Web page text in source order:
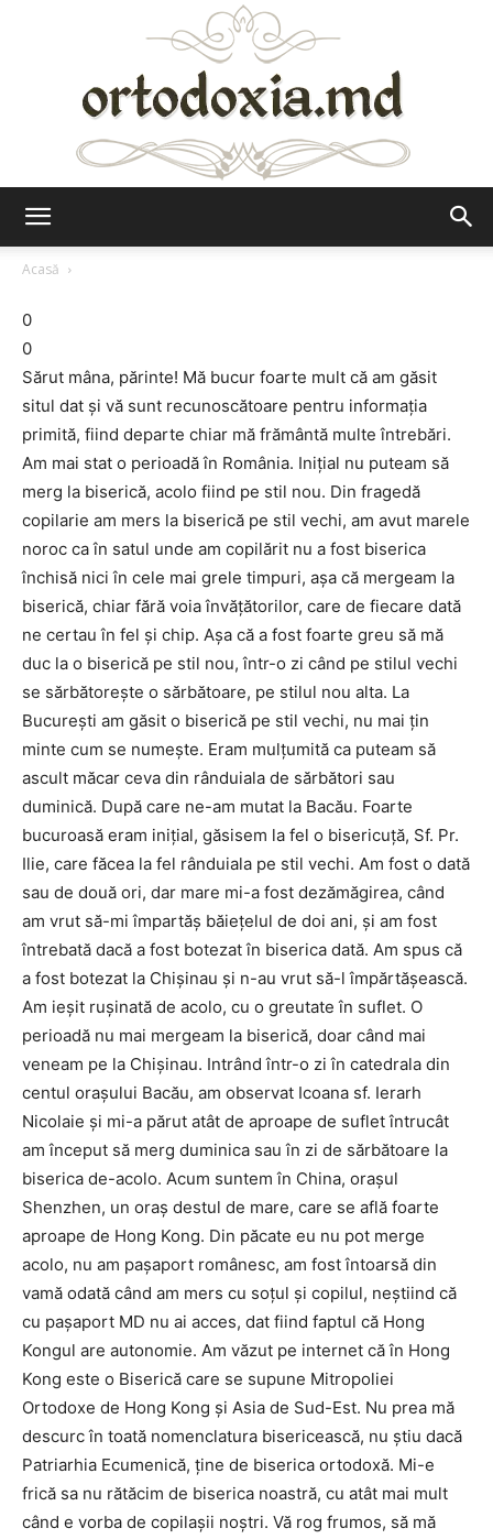
Acasă
0
0
Sărut mâna, părinte! Mă bucur foarte mult că am găsit
situl dat şi vă sunt recunoscătoare pentru informaţia
primită, fiind departe chiar mă frământă multe întrebări.
Am mai stat o perioadă în România. Iniţial nu puteam să
merg la biserică, acolo fiind pe stil nou. Din fragedă
copilarie am mers la biserică pe stil vechi, am avut marele
noroc ca în satul unde am copilărit nu a fost biserica
închisă nici în cele mai grele timpuri, aşa că mergeam la
biserică, chiar fără voia învăţătorilor, care de fiecare dată
ne certau în fel şi chip. Aşa că a fost foarte greu să mă
duc la o biserică pe stil nou, într-o zi când pe stilul vechi
se sărbătoreşte o sărbătoare, pe stilul nou alta. La
Bucureşti am găsit o biserică pe stil vechi, nu mai ţin
minte cum se numeşte. Eram mulţumită ca puteam să
ascult măcar ceva din rânduiala de sărbători sau
duminică. După care ne-am mutat la Bacău. Foarte
bucuroasă eram iniţial, găsisem la fel o bisericuţă, Sf. Pr.
Ilie, care făcea la fel rânduiala pe stil vechi. Am fost o dată
sau de două ori, dar mare mi-a fost dezămăgirea, când
am vrut să-mi împartăş băieţelul de doi ani, şi am fost
întrebată dacă a fost botezat în biserica dată. Am spus că
a fost botezat la Chişinau şi n-au vrut să-l împărtăşească.
Am ieşit ruşinată de acolo, cu o greutate în suflet. O
perioadă nu mai mergeam la biserică, doar când mai
veneam pe la Chişinau. Intrând într-o zi în catedrala din
centul oraşului Bacău, am observat Icoana sf. Ierarh
Nicolaie şi mi-a părut atât de aproape de suflet întrucât
am început să merg duminica sau în zi de sărbătoare la
biserica de-acolo. Acum suntem în China, oraşul
Shenzhen, un oraş destul de mare, care se află foarte
aproape de Hong Kong. Din păcate eu nu pot merge
acolo, nu am paşaport românesc, am fost întoarsă din
vamă odată când am mers cu soţul şi copilul, neştiind că
cu paşaport MD nu ai acces, dat fiind faptul că Hong
Kongul are autonomie. Am văzut pe internet că în Hong
Kong este o Biserică care se supune Mitropoliei
Ortodoxe de Hong Kong şi Asia de Sud-Est. Nu prea mă
descurc în toată nomenclatura bisericească, nu ştiu dacă
Patriarhia Ecumenică, ţine de biserica ortodoxă. Mi-e
frică sa nu rătăcim de biserica noastră, cu atât mai mult
când e vorba de copilaşii noştri. Vă rog frumos, să mă